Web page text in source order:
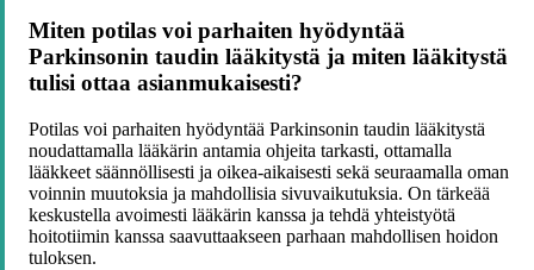
Miten potilas voi parhaiten hyödyntää
Parkinsonin taudin lääkitystä ja miten lääkitystä
tulisi ottaa asianmukaisesti?
Potilas voi parhaiten hyödyntää Parkinsonin taudin lääkitystä
noudattamalla lääkärin antamia ohjeita tarkasti, ottamalla
lääkkeet säännöllisesti ja oikea-aikaisesti sekä seuraamalla oman
voinnin muutoksia ja mahdollisia sivuvaikutuksia. On tärkeää
keskustella avoimesti lääkärin kanssa ja tehdä yhteistyötä
hoitotiimin kanssa saavuttaakseen parhaan mahdollisen hoidon
tuloksen.